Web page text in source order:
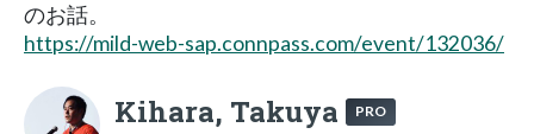
のお話。
https://mild-web-sap.connpass.com/event/132036/
Kihara, Takuya PRO